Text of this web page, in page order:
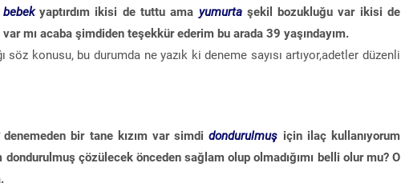
yaptırdım ikisi de tuttu ama yumurta şekil bozukluğu var ikisi de
mı acaba şimdiden teşekkür ederim bu arada 39 yaşındayım.
söz konusu, bu durumda ne yazık ki deneme sayısı artıyor,adetler düzenli
denemeden bir tane kızım var simdidondurulmuş için ilaç kullanıyorum
çözülecek önceden sağlam olup olmadığımı belli olur mu? O